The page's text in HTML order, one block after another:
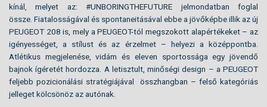
kínál, melyet az: #UNBORINGTHEFUTURE jelmondatban foglal
össze. Fiatalosságával és spontaneitásával ebbe a jövőképbe illik az új
PEUGEOT 208 is, mely a PEUGEOT-tól megszokott alapértékeket – az
igényességet, a stílust és az érzelmet – helyezi a középpontba.
Atlétikus megjelenése, vidám és eleven sportossága egy jövendő
bajnok ígéretét hordozza. A letisztult, minőségi design – a PEUGEOT
feljebb pozicionálási stratégiájával összhangban – felső kategóriás
jelleget kölcsönöz az autónak.